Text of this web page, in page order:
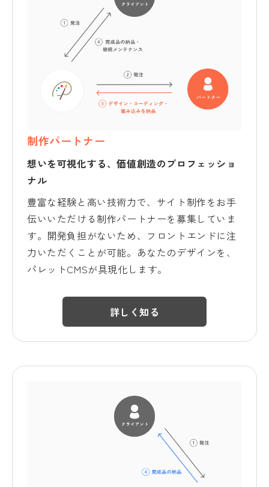
制作パートナー
想いを可視化する、価値創造のプロフェッショ
ナル
豊富な経験と高い技術力で、サイト制作をお手
伝いいただける制作パートナーを募集していま
す。開発負担がないため、フロントエンドに注
力いただくことが可能。あなたのデザインを、
パレットCMSが具現化します。
詳しく知る